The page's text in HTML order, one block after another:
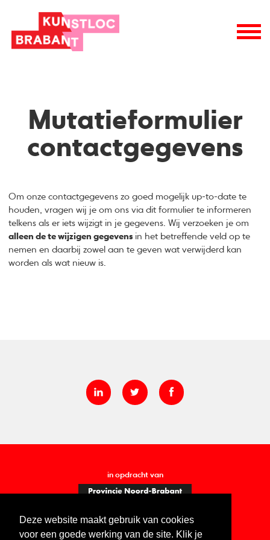
Deze website maakt gebruik van cookies
voor een goede werking van de site. Klik je
Mutatieformulier
contactgegevens
Om onze contactgegevens zo goed mogelijk up-to-date te
houden, vragen wij je om ons via dit formulier te informeren
telkens als er iets wijzigt in je gegevens. Wij verzoeken je om
alleen de te wijzigen gegevens in het betreffende veld op te
nemen en daarbij zowel aan te geven wat verwijderd kan
worden als wat nieuw is.
in opdracht van